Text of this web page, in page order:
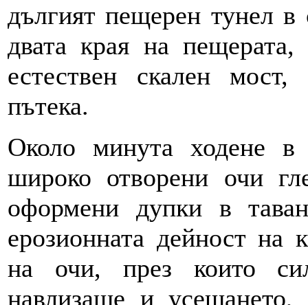
дългият пещерен тунел
двата края на
естествен скален
пътека.
Около минута ходене
широко отворени очи
оформени дупки в
ерозионната дейност на
на очи, през които
навлизаше и усещането,